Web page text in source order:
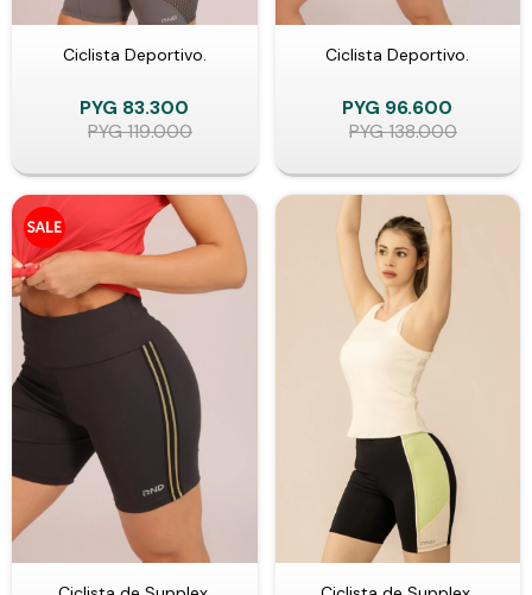
Ciclista Deportivo.
PYG 83.300
PYG119.000
Ciclista Deportivo.
PYG 96.600
PYG138.000